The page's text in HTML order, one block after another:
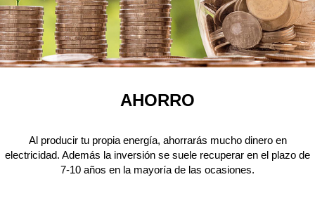
AHORRO
Al producir tu propia energía, ahorrarás mucho dinero en
electricidad. Además la inversión se suele recuperar en el plazo de
7-10 años en la mayoría de las ocasiones.